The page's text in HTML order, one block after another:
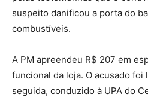
suspeito danificou a porta do
combustíveis.
A PM apreendeu R$ 207 em
funcional da loja. O acusado foi
seguida, conduzido à UPA do